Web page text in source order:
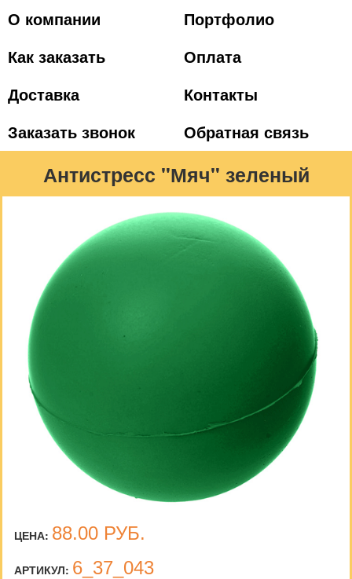
О компании
Портфолио
Как заказать
Оплата
Доставка
Контакты
Заказать звонок
Обратная связь
Антистресс "Мяч" зеленый
ЦЕНА: 88.00 РУБ.
АРТИКУЛ: 6_37_043